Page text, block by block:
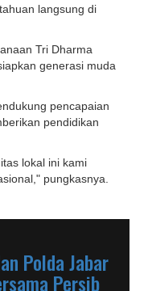
langsung di
Tri Dharma
generasi muda
pencapaian
pendidikan
lokal ini kami
pungkasnya.
Polda Jabar
Persib